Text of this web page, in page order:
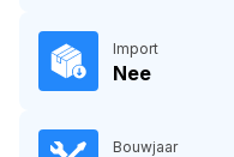
Import
Nee
Bouwjaar